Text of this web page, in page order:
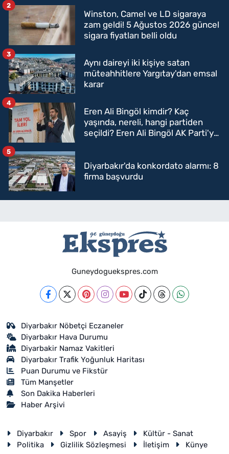
Winston, Camel ve LD sigaraya
zam geldi! 5 Ağustos 2026 güncel
sigara fiyatları belli oldu
2
Aynı daireyi iki kişiye satan
müteahhitlere Yargıtay'dan emsal
karar
3
Eren Ali Bingöl kimdir? Kaç
yaşında, nereli, hangi partiden
seçildi? Eren Ali Bingöl AK Parti'ye
4
Diyarbakır'da konkordato alarmı: 8
firma başvurdu
5
Guneydoguekspres.com
Diyarbakır Nöbetçi Eczaneler
Diyarbakır Hava Durumu
Diyarbakir Namaz Vakitleri
Diyarbakır Trafik Yoğunluk Haritası
Puan Durumu ve Fikstür
Tüm Manşetler
Son Dakika Haberleri
Haber Arşivi
Diyarbakır Spor Asayiş
Kültür - Sanat
Politika
Gizlilik Sözleşmesi İletişim Künye